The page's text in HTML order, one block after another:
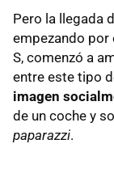
Pero la llegada
empezando por
S, comenzó a
entre este tipo
imagen
de un coche y
paparazzi.